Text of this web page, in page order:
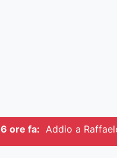
6 ore fa: Addio a